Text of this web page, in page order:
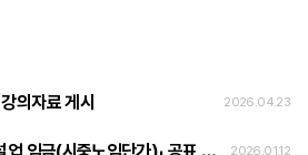
의자료 게시 2026.04.23
「2026년 상반기 적용 건설업 임금(시중노임단가)」 공표 안내 2026.01.12